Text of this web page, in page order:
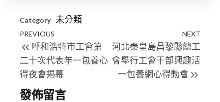
Category 未分類
文
章
導
覽
Previous
Post
PREVIOUS
呼和浩特市工會第
二十次代表年一包養心
得夜會揭幕
NEXT
河北秦皇島昌黎縣總工
會舉行工會干部興趣活
一包養網心得動會
發佈留言